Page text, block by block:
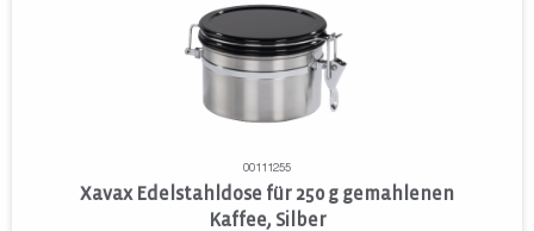
00111255
Xavax Edelstahldose für 250 g gemahlenen
Kaffee, Silber